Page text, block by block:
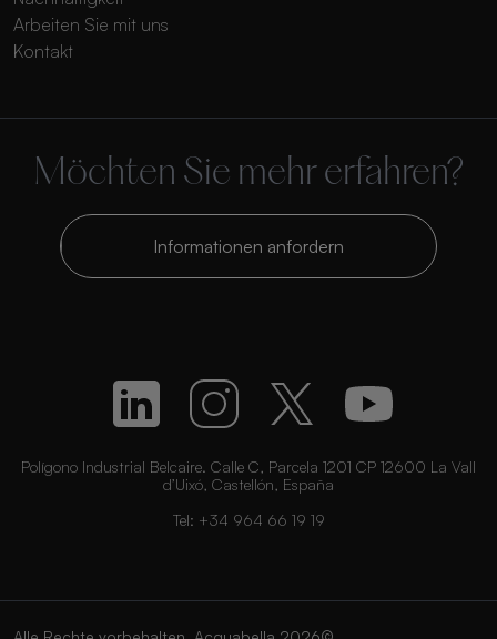
Arbeiten Sie mit uns
Kontakt
Möchten Sie mehr erfahren?
Informationen anfordern
Polígono Industrial Belcaire. Calle C, Parcela 1201 CP 12600 La Vall
d’Uixó, Castellón, España
Tel: +34 964 66 19 19